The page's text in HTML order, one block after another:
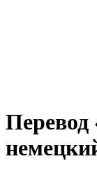
Перевод